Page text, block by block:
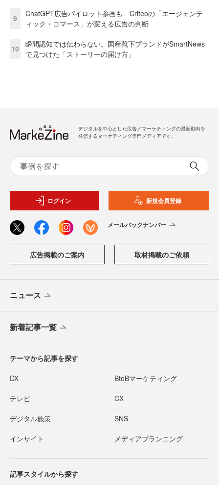
9
ChatGPT広告パイロット参画も Criteoの「エージェンテ
ィック・コマース」が変える広告の判断
10
瞬間認知では伝わらない。国産靴下ブランドがSmartNews
で見つけた「ストーリーの届け方」
デジタルを中心とした広告／マーケティングの最新動向を
発信するマーケティング専門メディアです。
ログイン 新規会員登録
メールバックナンバー
広告掲載のご案内 取材掲載のご依頼
ニュース
新着記事一覧
テーマから記事を探す
DX BtoBマーケティング
テレビ CX
デジタル施策 SNS
インサイト メディアプランニング
記事スタイルから探す